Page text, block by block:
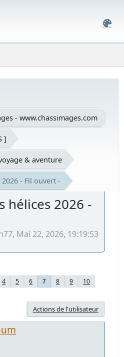
- www.chassimages.com
]
voyage & aventure
- Fil ouvert -
hélices 2026 -
Mai 22, 2026, 19:19:53
4 5 6 7 8 9 10
Actions de l'utilisateur